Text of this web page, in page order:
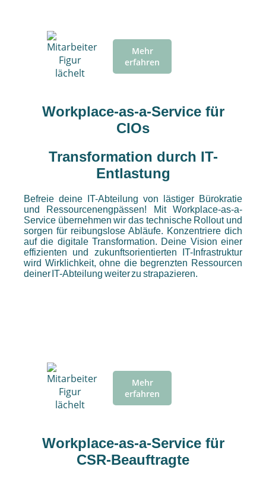
Mehr
erfahren
Workplace-as-a-Service für
CIOs
Transformation durch IT-
Entlastung
Befreie deine IT-Abteilung von lästiger Bürokratie
und Ressourcenengpässen! Mit Workplace-as-a-
Service übernehmen wir das technische Rollout und
sorgen für reibungslose Abläufe. Konzentriere dich
auf die digitale Transformation. Deine Vision einer
effizienten und zukunftsorientierten IT-Infrastruktur
wird Wirklichkeit, ohne die begrenzten Ressourcen
deiner IT-Abteilung weiter zu strapazieren.
Workplace-as-a-Service für
CSR-Beauftragte
Mehr
erfahren